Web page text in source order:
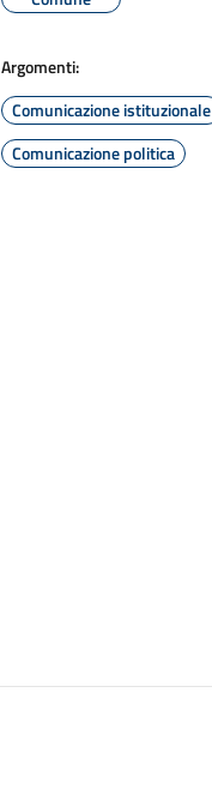
Argomenti:
Comunicazione istituzionale
Comunicazione politica